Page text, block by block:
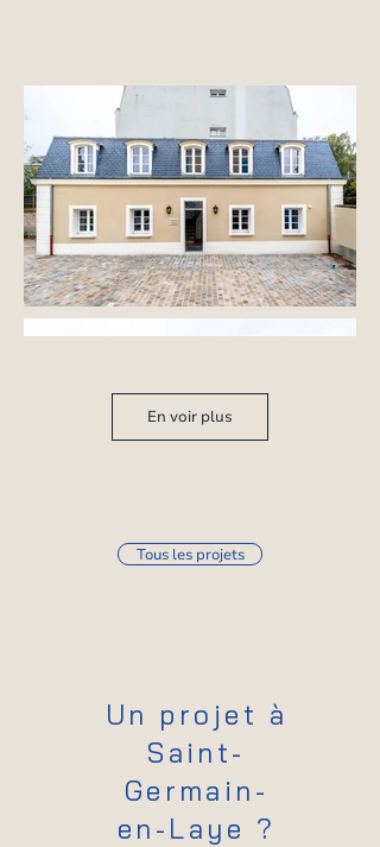
En voir plus
Tous les projets
Un projet à
Saint-
Germain-
en-Laye ?